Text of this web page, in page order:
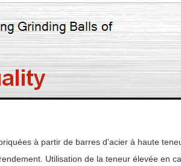
à partir de barres d'acier à haute
Utilisation de la teneur élevée en